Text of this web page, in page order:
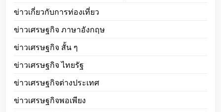
ข่าวเกี่ยวกับการท่องเที่ยว
ข่าวเศรษฐกิจ ภาษาอังกฤษ
ข่าวเศรษฐกิจ สั้น ๆ
ข่าวเศรษฐกิจ ไทยรัฐ
ข่าวเศรษฐกิจต่างประเทศ
ข่าวเศรษฐกิจพอเพียง